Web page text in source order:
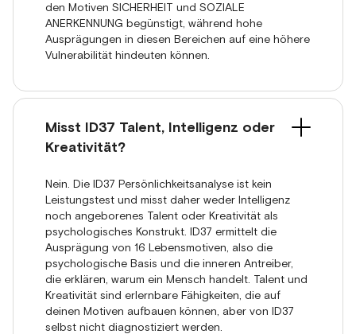
den Motiven SICHERHEIT und SOZIALE
ANERKENNUNG begünstigt, während hohe
Ausprägungen in diesen Bereichen auf eine höhere
Vulnerabilität hindeuten können.
Misst ID37 Talent, Intelligenz oder
Kreativität?
Nein. Die ID37 Persönlichkeitsanalyse ist kein
Leistungstest und misst daher weder Intelligenz
noch angeborenes Talent oder Kreativität als
psychologisches Konstrukt. ID37 ermittelt die
Ausprägung von 16 Lebensmotiven, also die
psychologische Basis und die inneren Antreiber,
die erklären, warum ein Mensch handelt. Talent und
Kreativität sind erlernbare Fähigkeiten, die auf
deinen Motiven aufbauen können, aber von ID37
selbst nicht diagnostiziert werden.